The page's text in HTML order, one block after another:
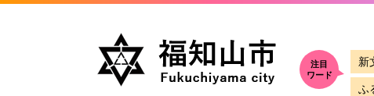
注目
ワード
新
ふ